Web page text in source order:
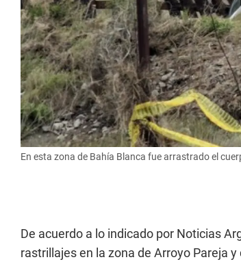
En esta zona de Bahía Blanca fue arrastrado el
De acuerdo a lo indicado por Noticias
rastrillajes en la zona de Arroyo Pareja